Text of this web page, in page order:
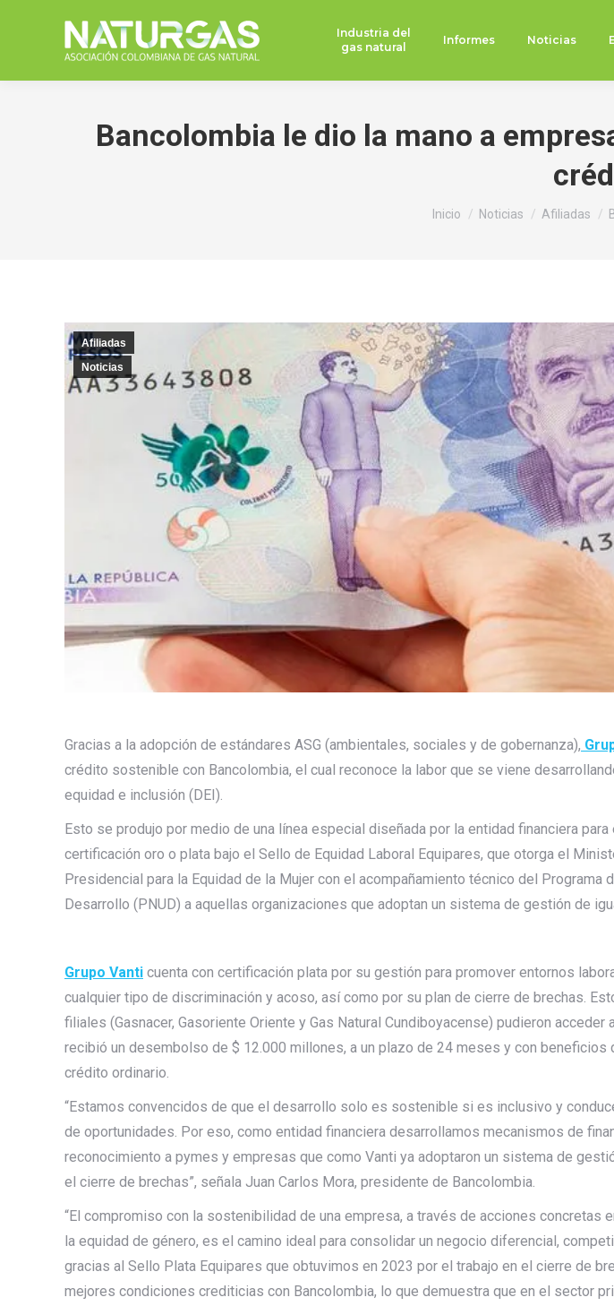
Industria del
gas natural
Informes Noticias
Bancolombia le dio la mano a
Estás aquí:
Inicio Noticias Afiliadas
Afiliadas
Noticias
Gracias a la adopción de estándares ASG (ambientales, sociales y de gobernanza),
crédito sostenible con Bancolombia, el cual reconoce la labor que se viene
equidad e inclusión (DEI).
Esto se produjo por medio de una línea especial diseñada por la entidad financiera
certificación oro o plata bajo el Sello de Equidad Laboral Equipares, que otorga el
Presidencial para la Equidad de la Mujer con el acompañamiento técnico del Programa
Desarrollo (PNUD) a aquellas organizaciones que adoptan un sistema de gestión de
Grupo Vanti cuenta con certificación plata por su gestión para promover entornos
cualquier tipo de discriminación y acoso, así como por su plan de cierre de brechas.
filiales (Gasnacer, Gasoriente Oriente y Gas Natural Cundiboyacense) pudieron acceder
recibió un desembolso de $ 12.000 millones, a un plazo de 24 meses y con beneficios
crédito ordinario.
“Estamos convencidos de que el desarrollo solo es sostenible si es inclusivo y
de oportunidades. Por eso, como entidad financiera desarrollamos mecanismos de
reconocimiento a pymes y empresas que como Vanti ya adoptaron un sistema de
el cierre de brechas”, señala Juan Carlos Mora, presidente de Bancolombia.
“El compromiso con la sostenibilidad de una empresa, a través de acciones concretas
la equidad de género, es el camino ideal para consolidar un negocio diferencial,
gracias al Sello Plata Equipares que obtuvimos en 2023 por el trabajo en el cierre de
mejores condiciones crediticias con Bancolombia, lo que demuestra que en el sector